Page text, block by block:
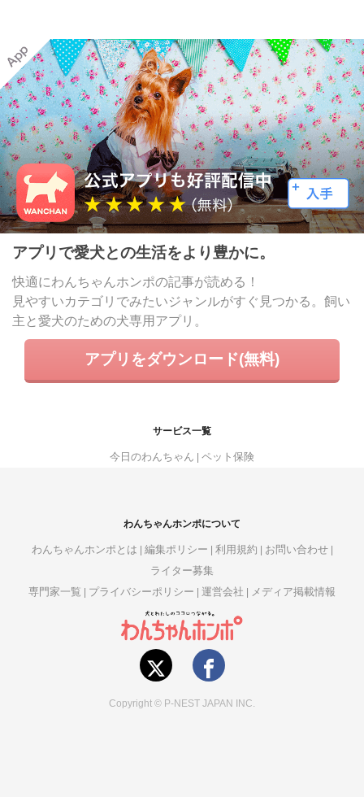
アプリで愛犬との生活をより豊かに。
快適にわんちゃんホンポの記事が読める！
見やすいカテゴリでみたいジャンルがすぐ見つかる。飼い
主と愛犬のための犬専用アプリ。
アプリをダウンロード(無料)
サービス一覧
今日のわんちゃん ペット保険
わんちゃんホンポについて
わんちゃんホンポとは 編集ポリシー 利用規約
お問い合わせ
ライター募集
専門家一覧
プライバシーポリシー 運営会社 メディア掲載情報
Copyright © P-NEST JAPAN INC.